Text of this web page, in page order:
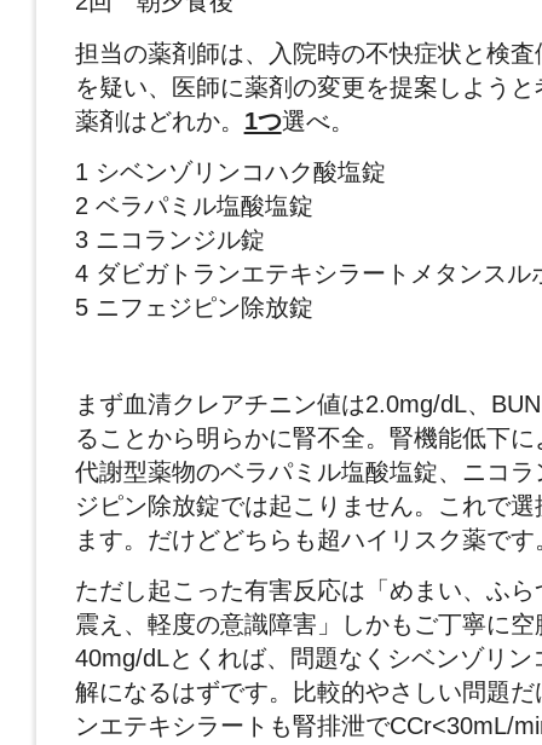
担当の薬剤師は、入院時の不快症状と検
を疑い、医師に薬剤の変更を提案しよう
薬剤はどれか。 1つ選べ。
1 シベンゾリンコハク酸塩錠
2 ベラパミル塩酸塩錠
3 ニコランジル錠
4 ダビガトランエテキシラートメタンスル
5 ニフェジピン除放錠
まず血清クレアチニン値は2.0mg/dL、
ることから明らかに腎不全。腎機能低下
代謝型薬物のベラパミル塩酸塩錠、ニコ
ジピン除放錠では起こりません。これで
ます。だけどどちらも超ハイリスク薬です
ただし起こった有害反応は「めまい、ふ
震え、軽度の意識障害」しかもご丁寧に空
40mg/dLとくれば、問題なくシベンゾリン
解になるはずです。比較的やさしい問題
ンエテキシラートも腎排泄でCCr<30mL/